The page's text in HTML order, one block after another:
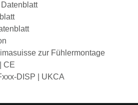
zur Fühlermontage
CE
DISP | UKCA